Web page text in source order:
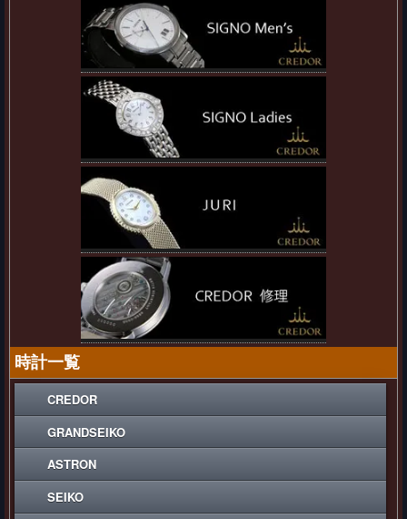
時計一覧
CREDOR
GRANDSEIKO
ASTRON
SEIKO